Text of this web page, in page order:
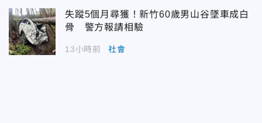
失蹤5個月尋獲！新竹60歲男山谷墜車成白
骨 警方報請相驗
13小時前 社會